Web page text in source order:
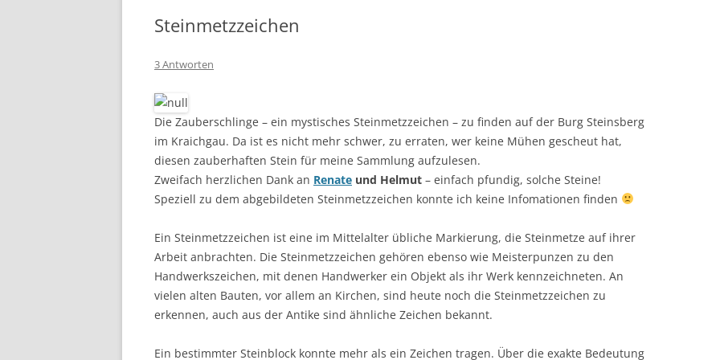
Steinmetzzeichen
3 Antworten
Die Zauberschlinge – ein mystisches Steinmetzzeichen – zu finden auf der Burg Steinsberg
im Kraichgau. Da ist es nicht mehr schwer, zu erraten, wer keine Mühen gescheut hat,
diesen zauberhaften Stein für meine Sammlung aufzulesen.
Zweifach herzlichen Dank an Renate und Helmut – einfach pfundig, solche Steine!
Speziell zu dem abgebildeten Steinmetzzeichen konnte ich keine Infomationen finden
Ein Steinmetzzeichen ist eine im Mittelalter übliche Markierung, die Steinmetze auf ihrer
Arbeit anbrachten. Die Steinmetzzeichen gehören ebenso wie Meisterpunzen zu den
Handwerkszeichen, mit denen Handwerker ein Objekt als ihr Werk kennzeichneten. An
vielen alten Bauten, vor allem an Kirchen, sind heute noch die Steinmetzzeichen zu
erkennen, auch aus der Antike sind ähnliche Zeichen bekannt.
Ein bestimmter Steinblock konnte mehr als ein Zeichen tragen. Über die exakte Bedeutung